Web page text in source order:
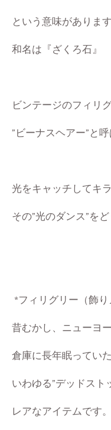
という意味があります
和名は『ざくろ石』
ビンテージのフィリ
”ビーナスヘアー”と
光をキャッチしてキ
その”光のダンス”を
*フィリグリー（飾り
昔むかし、ニューヨ
倉庫に長年眠ってい
いわゆる”デッドスト
レアなアイテムです。